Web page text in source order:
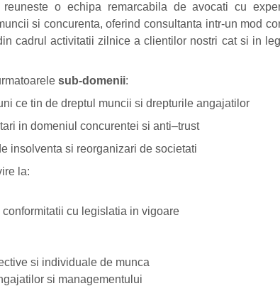
reuneste o echipa remarcabila de avocati cu
si concurenta, oferind consultanta intr-un mod
cadrul activitatii zilnice a clientilor nostri cat si in
sub-domenii:
ce tin de dreptul muncii si drepturile angajatilor
in domeniul concurentei si anti–trust
insolventa si reorganizari de societati
la:
cu legislatia in vigoare
si individuale de munca
si managementului